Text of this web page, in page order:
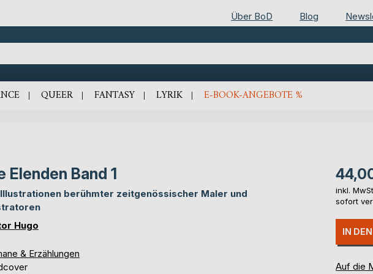
Über BoD Blog
QUEER FANTASY LYRIK E-BOOK-ANGEBOTE %
Elenden Band 1
berühmter zeitgenössischer Maler und
Hugo
& Erzählungen
inkl.
sofort
IN
Auf die